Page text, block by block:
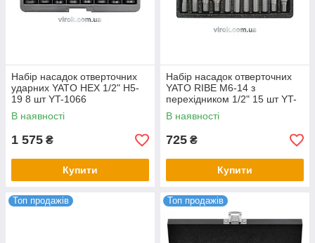
Набір насадок отверточних
ударних YATO HEX 1/2" H5-
19 8 шт YT-1066
В наявності
1 575 ₴
Купити
Набір насадок отверточних
YATO RIBE М6-14 з
перехідником 1/2" 15 шт YT-
0419
В наявності
725 ₴
Купити
Топ продажів Топ продажів